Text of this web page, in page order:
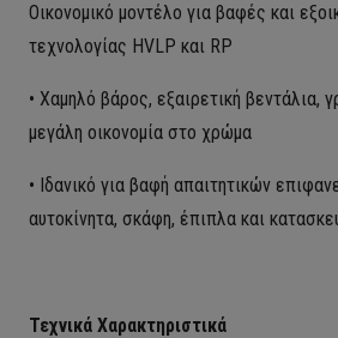
Οικονομικό μοντέλο για βαφές και
τεχνολογίας HVLP και RP
• Χαμηλό βάρος, εξαιρετική βεντάλια,
μεγάλη οικονομία στο χρώμα
• Ιδανικό για βαφή απαιτητικών
αυτοκίνητα, σκάφη, έπιπλα και
Τεχνικά Χαρακτηριστικά